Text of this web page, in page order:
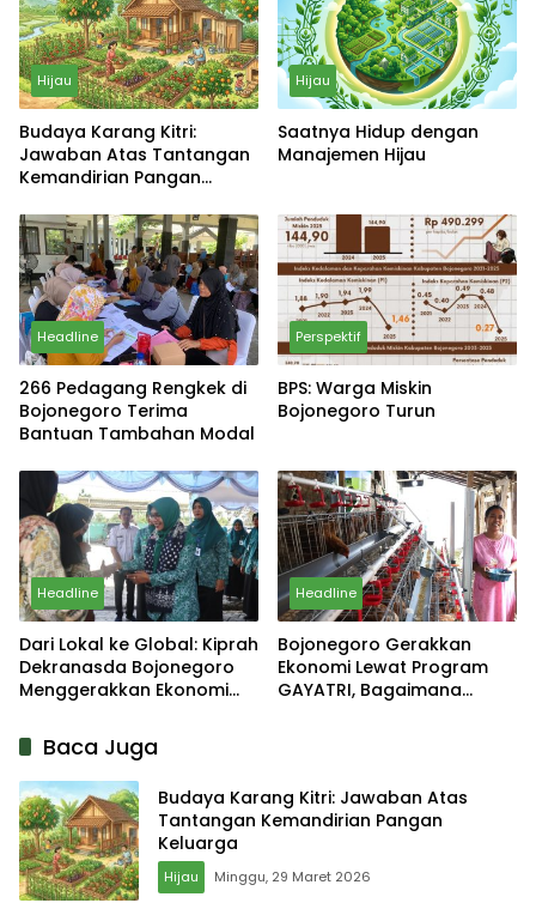
Hijau
Budaya Karang Kitri:
Jawaban Atas Tantangan
Kemandirian Pangan
Hijau
Saatnya Hidup dengan
Manajemen Hijau
Headline
266 Pedagang Rengkek di
Bojonegoro Terima
Bantuan Tambahan Modal
Perspektif
BPS: Warga Miskin
Bojonegoro Turun
Headline
Dari Lokal ke Global: Kiprah
Dekranasda Bojonegoro
Menggerakkan Ekonomi
Headline
Bojonegoro Gerakkan
Ekonomi Lewat Program
GAYATRI, Bagaimana
Baca Juga
Budaya Karang Kitri: Jawaban Atas
Tantangan Kemandirian Pangan
Keluarga
Hijau Minggu, 29 Maret 2026